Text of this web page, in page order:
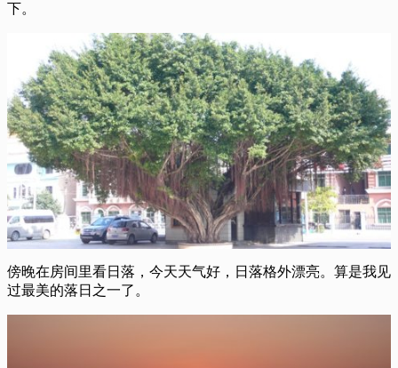
下。
傍晚在房间里看日落，今天天气好，日落格外漂亮。算是我见
过最美的落日之一了。